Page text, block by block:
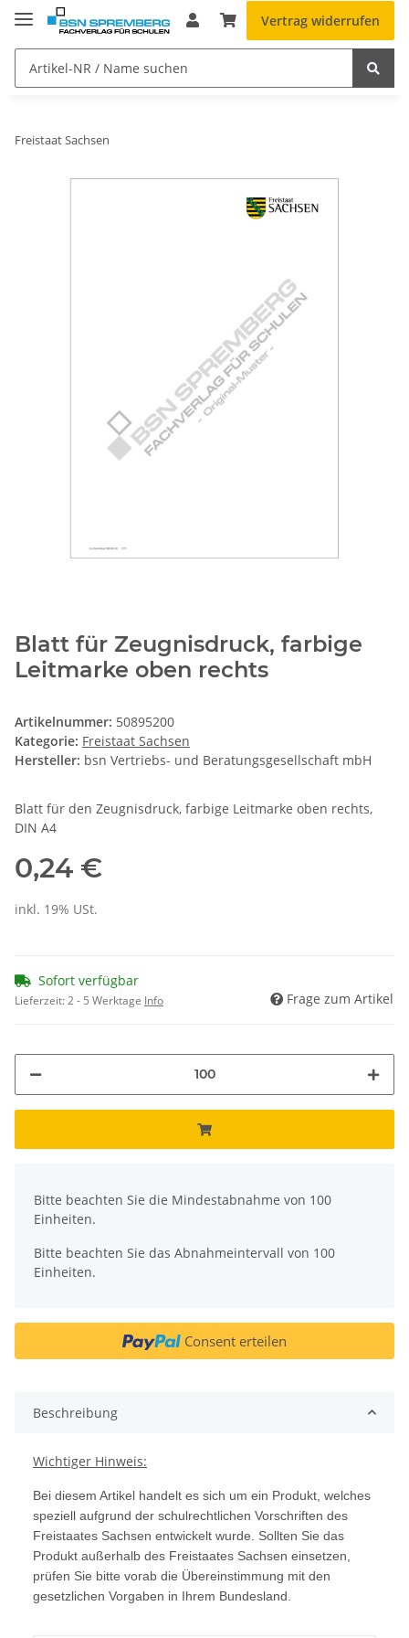
Vertrag widerrufen
Freistaat Sachsen
Blatt für Zeugnisdruck, farbige
Leitmarke oben rechts
Artikelnummer: 50895200
Kategorie: Freistaat Sachsen
Hersteller: bsn Vertriebs- und Beratungsgesellschaft mbH
Blatt für den Zeugnisdruck, farbige Leitmarke oben rechts,
DIN A4
0,24 €
inkl. 19% USt.
Sofort verfügbar
Lieferzeit:2 - 5 Werktage Info Frage zum Artikel
Bitte beachten Sie die Mindestabnahme von 100
Einheiten.
Bitte beachten Sie das Abnahmeintervall von 100
Einheiten.
Consent erteilen
Beschreibung
Wichtiger Hinweis:
Bei diesem Artikel handelt es sich um ein Produkt, welches
speziell aufgrund der schulrechtlichen Vorschriften des
Freistaates Sachsen entwickelt wurde. Sollten Sie das
Produkt außerhalb des Freistaates Sachsen einsetzen,
prüfen Sie bitte vorab die Übereinstimmung mit den
gesetzlichen Vorgaben in Ihrem Bundesland.